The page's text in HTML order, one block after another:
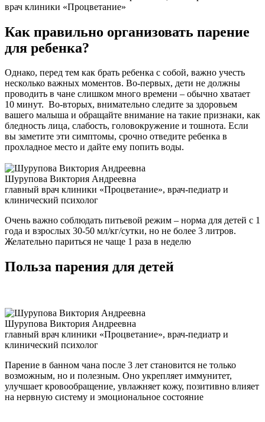
врач клиники «Процветание»
Как правильно организовать парение
для ребенка?
Однако, перед тем как брать ребенка с собой, важно учесть
несколько важных моментов. Во-первых, дети не должны
проводить в чане слишком много времени – обычно хватает
10 минут. Во-вторых, внимательно следите за здоровьем
вашего малыша и обращайте внимание на такие признаки, как
бледность лица, слабость, головокружение и тошнота. Если
вы заметите эти симптомы, срочно отведите ребенка в
прохладное место и дайте ему попить воды.
Шурупова Виктория Андреевна
главный врач клиники «Процветание», врач-педиатр и
клинический психолог
Очень важно соблюдать питьевой режим – норма для детей с 1
года и взрослых 30-50 мл/кг/сутки, но не более 3 литров.
Желательно париться не чаще 1 раза в неделю
Польза парения для детей
Шурупова Виктория Андреевна
главный врач клиники «Процветание», врач-педиатр и
клинический психолог
Парение в банном чана после 3 лет становится не только
возможным, но и полезным. Оно укрепляет иммунитет,
улучшает кровообращение, увлажняет кожу, позитивно влияет
на нервную систему и эмоциональное состояние